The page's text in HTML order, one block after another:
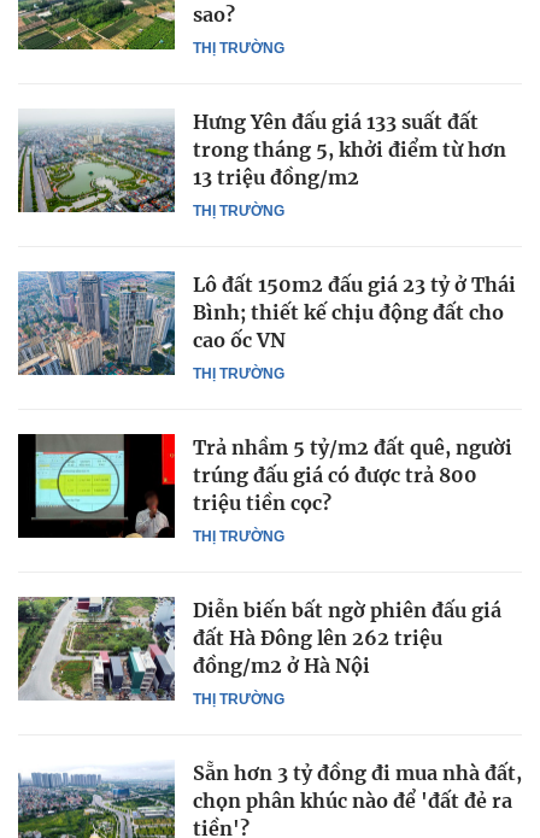
THỊ TRƯỜNG
sao?
THỊ TRƯỜNG
Hưng Yên đấu giá 133 suất đất
trong tháng 5, khởi điểm từ hơn
13 triệu đồng/m2
THỊ TRƯỜNG
Lô đất 150m2 đấu giá 23 tỷ ở Thái
Bình; thiết kế chịu động đất cho
cao ốc VN
THỊ TRƯỜNG
Trả nhầm 5 tỷ/m2 đất quê, người
trúng đấu giá có được trả 800
triệu tiền cọc?
THỊ TRƯỜNG
Diễn biến bất ngờ phiên đấu giá
đất Hà Đông lên 262 triệu
đồng/m2 ở Hà Nội
Sẵn hơn 3 tỷ đồng đi mua nhà đất,
chọn phân khúc nào để 'đất đẻ ra
tiền'?